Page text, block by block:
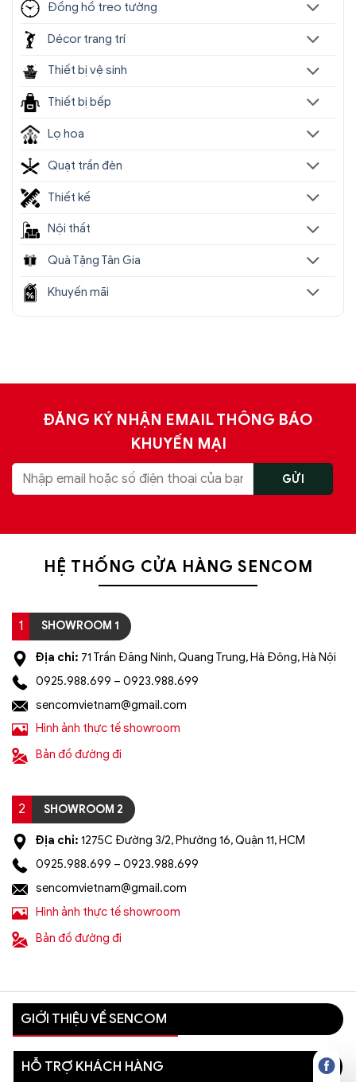
Đồng hồ treo tường
Décor trang trí
Thiết bị vệ sinh
Thiết bị bếp
Lọ hoa
Quạt trần đèn
Thiết kế
Nội thất
Quà Tặng Tân Gia
Khuyến mãi
ĐĂNG KÝ NHẬN EMAIL THÔNG BÁO
KHUYẾN MẠI
HỆ THỐNG CỬA HÀNG SENCOM
1 SHOWROOM 1
Địa chỉ: 71 Trần Đăng Ninh, Quang Trung, Hà Đông, Hà Nội
0925.988.699 – 0923.988.699
sencomvietnam@gmail.com
Hình ảnh thực tế showroom
Bản đồ đường đi
2 SHOWROOM 2
Địa chỉ: 1275C Đường 3/2, Phường 16, Quận 11, HCM
0925.988.699 – 0923.988.699
sencomvietnam@gmail.com
Hình ảnh thực tế showroom
Bản đồ đường đi
GIỚI THIỆU VỀ SENCOM
HỖ TRỢ KHÁCH HÀNG